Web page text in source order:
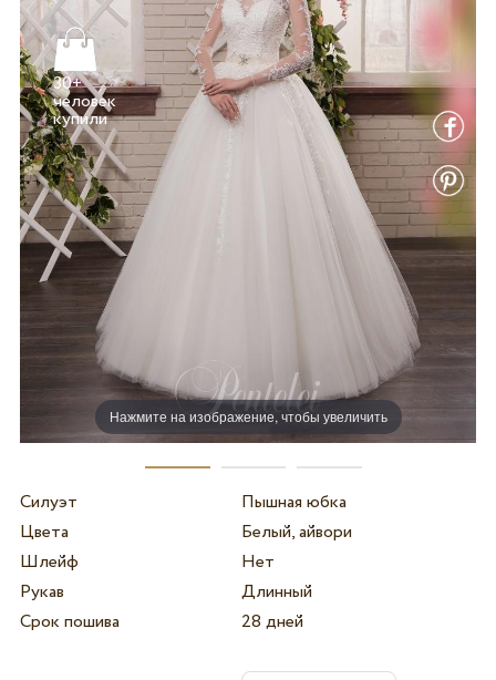
Нажмите на изображение, чтобы увеличить
30+
человек
купили
Силуэт
Пышная юбка
Цвета
Белый, айвори
Шлейф
Нет
Рукав
Длинный
Срок пошива
28 дней